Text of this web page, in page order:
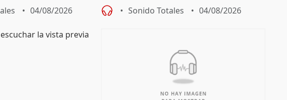
04/08/2026 Sonido Totales 04/08/2026